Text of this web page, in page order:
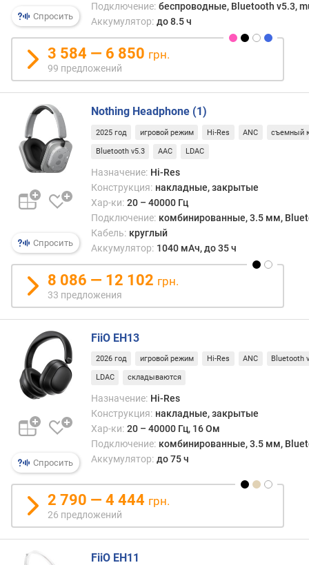
о
т
з
ы
в
а
п
о
д
а
е
б
а
л
н
я
п
о
к
о
л
ч
е
с
т
Спросить
Подключение: беспроводные, Bluetooth v5.3,
Аккумулятор: до 8.5 ч
3 584 — 6 850 грн.
99 предложений
Спросить
Nothing Headphone (1)
2025 год игровой режим Hi-Res ANC съемный
Bluetooth v5.3 AAC LDAC
Назначение: Hi-Res
Конструкция: накладные, закрытые
Хар-ки: 20 – 40000 Гц
Подключение: комбинированные, 3.5 мм,
Кабель: круглый
Аккумулятор: 1040 мАч, до 35 ч
8 086 — 12 102 грн.
33 предложения
Спросить
FiiO EH13
2026 год игровой режим Hi-Res ANC Bluetooth
LDAC складываются
Назначение: Hi-Res
Конструкция: накладные, закрытые
Хар-ки: 20 – 40000 Гц, 16 Ом
Подключение: комбинированные, 3.5 мм,
Аккумулятор: до 75 ч
2 790 — 4 444 грн.
26 предложений
FiiO EH11